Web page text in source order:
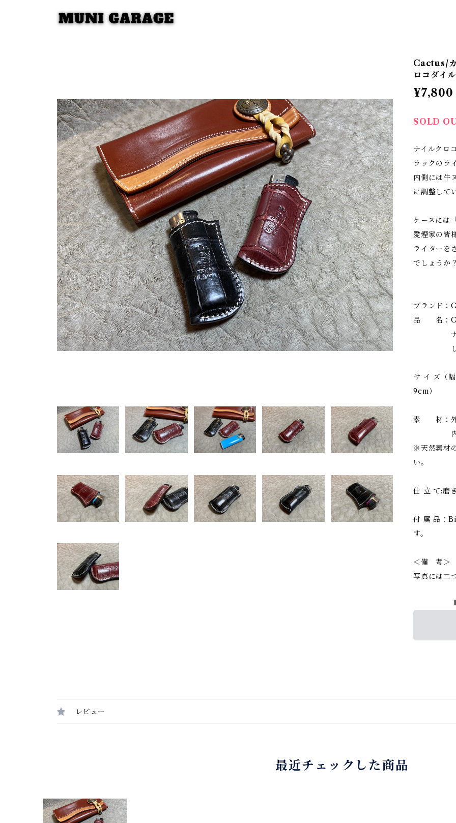
Cactus/
ロコダイ
¥7,800
SOLD
ナイルクロ
ラックのラ
内側には牛
に調整して
ケースには
愛煙家の皆
ライターを
でしょうか
ブランド：
品 名：
ナイル
しゃむ
サ イ ズ（
9cm）
素 材：外
内装：
※天然素材
い。
仕 立 て:磨
付 属 品：
す。
＜備 考＞
写真には二
レビュー
最近チェックした商品